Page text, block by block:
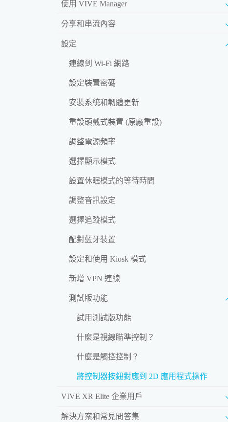
使用 VIVE Manager
分享和串流內容
設定
連線到 Wi‍-Fi 網路
設定裝置密碼
安裝系統和韌體更新
重設頭戴式裝置 (原廠重設)
調整電源頻率
選擇顯示模式
設置休眠模式的等待時間
調整音訊設定
選擇追蹤模式
配對藍牙裝置
設定和使用 Kiosk 模式
新增 VPN 連線
測試版功能
試用測試版功能
什麼是視線瞄準控制？
什麼是觸控控制？
將控制器按鈕對應到 2D 應用程式操作
VIVE XR Elite 企業用戶
解決方案和常見問答集